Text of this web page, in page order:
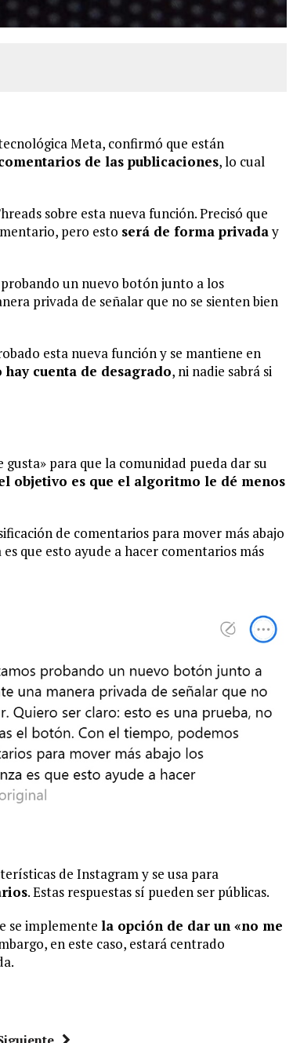
Meta, confirmó que están
de las publicaciones, lo cual
sobre esta nueva función. Precisó que
pero esto será de forma privaday
un nuevo botón junto a los
privada de señalar que no se sienten bien
esta nueva función y se mantiene en
hay cuenta de desagrado, ni nadie sabrá si
para que la comunidad pueda dar su
objetivo es que el algoritmo le dé menos
de comentarios para mover más abajo
que esto ayude a hacer comentarios más
de Instagram y se usa para
. Estas respuestas sí pueden ser públicas.
se implemente la opción de dar un «no me
en este caso, estará centrado